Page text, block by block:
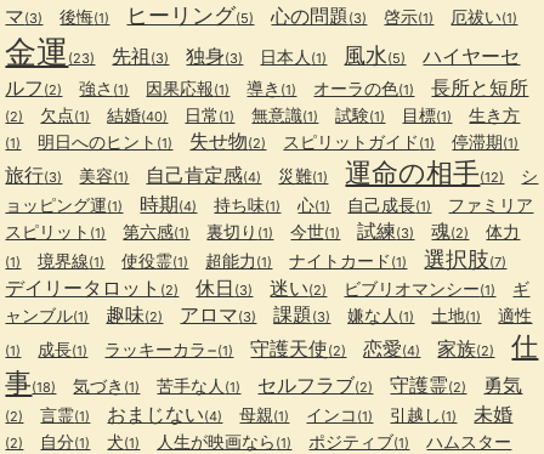
マ(3) 後悔(1) ヒーリング(5) 心の問題 (3) 啓示(1) 厄祓い(1)
金運 (23) 先祖 (3) 独身(3) 日本人 (1) 風水(5)
ハイヤーセ
ルフ (2) 強さ (1) 因果応報(1) 導き (1) オーラの色(1) 長所と短所
(2) 欠点(1) 結婚(40) 日常 (1) 無意識(1) 試験(1) 目標(1) 生き方
(1) 明日へのヒント (1) 失せ物(2) スピリットガイド (1) 停滞期(1)
旅行(3) 美容(1) 自己肯定感(4) 災難(1) 運命の相手(12)
シ
ョッピング運(1) 時期(4) 持ち味(1) 心(1) 自己成長(1)
ファミリア
スピリット (1) 第六感(1) 裏切り (1) 今世(1) 試練(3) 魂(2) 体力
(1) 境界線(1) 使役霊(1) 超能力 (1) ナイトカード (1) 選択肢(7)
デイリータロット (2) 休日 (3) 迷い(2) ビブリオマンシー(1)
ギ
ャンブル(1) 趣味(2) アロマ(3) 課題 (3) 嫌な人 (1) 土地(1) 適性
(1) 成長(1) ラッキーカラ−(1) 守護天使(2) 恋愛(4) 家族(2)
仕
事(18) 気づき (1) 苦手な人 (1) セルフラブ(2) 守護霊(2) 勇気
(2) 言霊(1) おまじない(4) 母親(1) インコ (1) 引越し (1) 未婚
(2) 自分(1) 犬(1) 人生が映画なら (1) ポジティブ(1) ハムスター